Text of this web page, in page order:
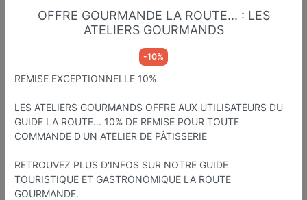
La Route...09
Etapes Touristiqu et Gastronomiq
Favori Contacter
OFFRE GOURMANDE LA ROUTE... : LES
ATELIERS GOURMANDS
-10%
REMISE EXCEPTIONNELLE 10%
LES ATELIERS GOURMANDS OFFRE AUX UTILISATEURS DU
GUIDE LA ROUTE... 10% DE REMISE POUR TOUTE
COMMANDE D'UN ATELIER DE PÂTISSERIE
RETROUVEZ PLUS D'INFOS SUR NOTRE GUIDE
TOURISTIQUE ET GASTRONOMIQUE LA ROUTE
GOURMANDE.